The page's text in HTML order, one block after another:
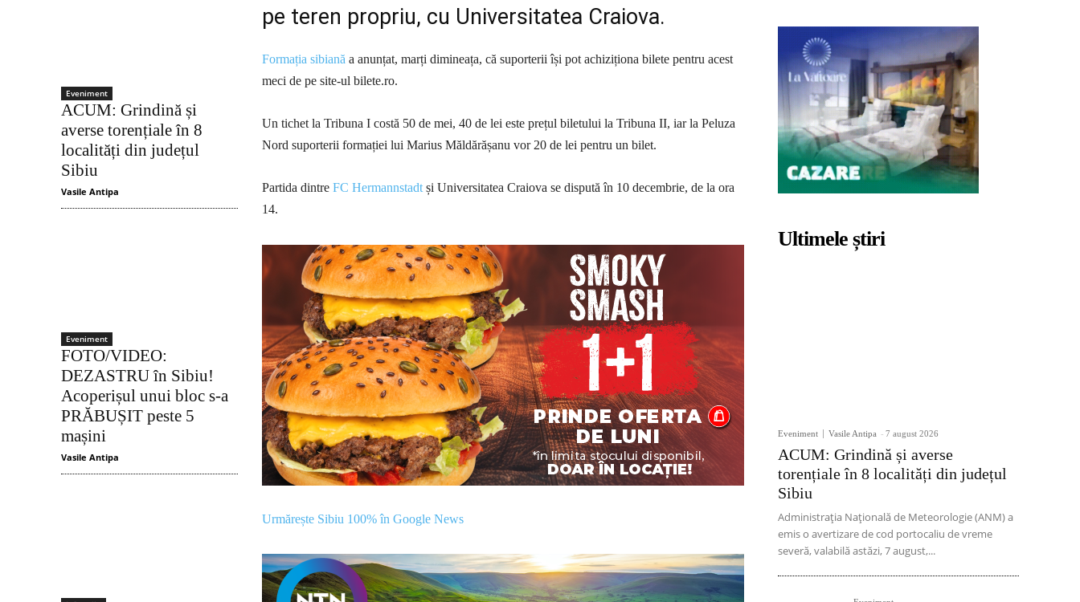
Eveniment
ACUM: Grindină și
averse torențiale în 8
localități din județul
Sibiu
Vasile Antipa
Eveniment
FOTO/VIDEO:
DEZASTRU în Sibiu!
Acoperișul unui bloc s-a
PRĂBUȘIT peste 5
mașini
Vasile Antipa
pe teren propriu, cu Universitatea Craiova.
Formația sibiană a anunțat, marți dimineața, că suporterii își pot achiziționa bilete pentru acest
meci de pe site-ul bilete.ro.
Un tichet la Tribuna I costă 50 de mei, 40 de lei este prețul biletului la Tribuna II, iar la Peluza
Nord suporterii formației lui Marius Măldărășanu vor 20 de lei pentru un bilet.
Partida dintre FC Hermannstadt și Universitatea Craiova se dispută în 10 decembrie, de la ora
14.
Urmărește Sibiu 100% în Google News
Ultimele știri
Eveniment Vasile Antipa - 7 august 2026
ACUM: Grindină și averse
torențiale în 8 localități din județul
Sibiu
Administrația Națională de Meteorologie (ANM) a
emis o avertizare de cod portocaliu de vreme
severă, valabilă astăzi, 7 august,...